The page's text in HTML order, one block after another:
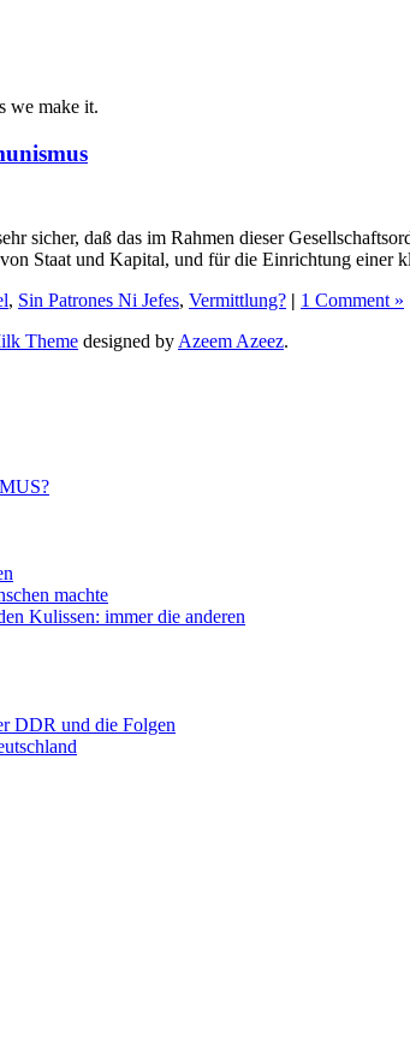
we make it.
sicher, daß das im Rahmen dieser
Staat und Kapital, und für die Einrichtung einer
, Sin Patrones Ni Jefes, Vermittlung? | 1 Comment »
Theme designed by Azeem Azeez.
machte
Kulissen: immer die anderen
DDR und die Folgen